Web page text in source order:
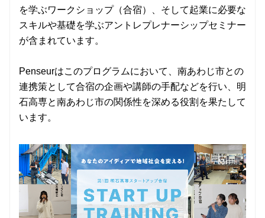
を学ぶワークショップ（合宿）、そして起業に必要な
スキルや基礎を学ぶアントレプレナーシップセミナー
が含まれています。
Penseurはこのプログラムにおいて、南あわじ市との
連携策として合宿の企画や講師の手配などを行い、明
石高専と南あわじ市の関係性を深める役割を果たして
います。